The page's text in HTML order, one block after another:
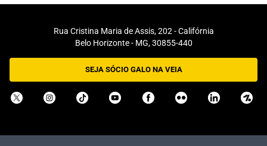
Rua Cristina Maria de Assis, 202 - Califórnia
Belo Horizonte - MG, 30855-440
SEJA SÓCIO GALO NA VEIA